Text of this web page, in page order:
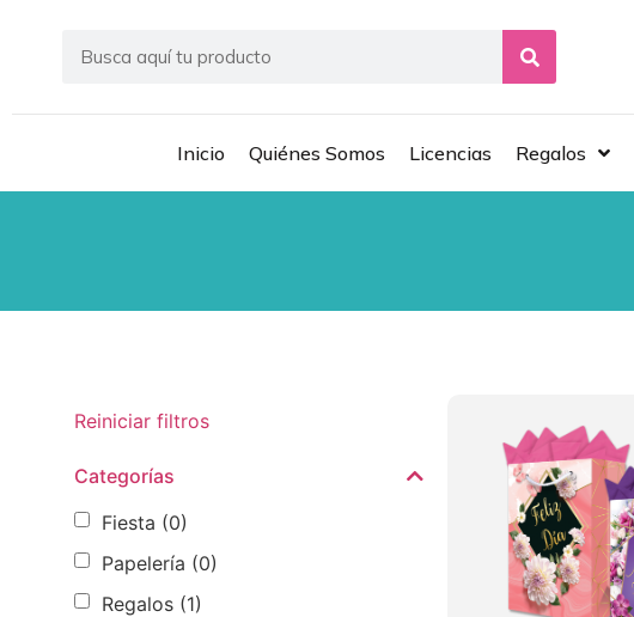
Inicio Quiénes Somos Licencias Regalos
Reiniciar filtros
Categorías
Fiesta (0)
Papelería (0)
Regalos (1)